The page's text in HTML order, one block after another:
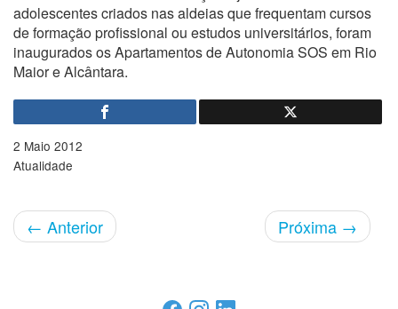
adolescentes criados nas aldeias que frequentam cursos
de formação profissional ou estudos universitários, foram
inaugurados os Apartamentos de Autonomia SOS em Rio
Maior e Alcântara.
2 Maio 2012
Atualidade
← Anterior Próxima →